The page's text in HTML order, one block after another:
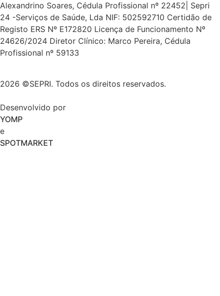
Alexandrino Soares, Cédula Profissional nº 22452| Sepri
24 -Serviços de Saúde, Lda NIF: 502592710 Certidão de
Registo ERS Nº E172820 Licença de Funcionamento Nº
24626/2024 Diretor Clínico: Marco Pereira, Cédula
Profissional nº 59133
2026 ©SEPRI. Todos os direitos reservados.
Desenvolvido por
YOMP
e
SPOTMARKET